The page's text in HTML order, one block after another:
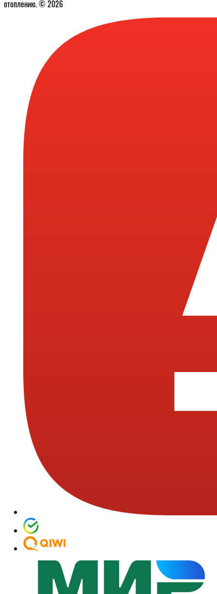
отоплению. © 2026